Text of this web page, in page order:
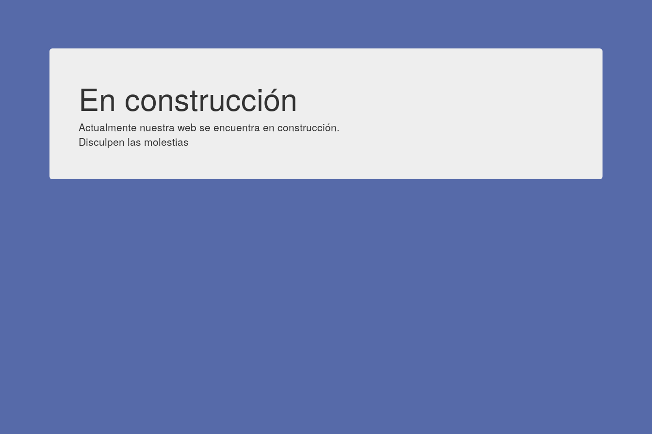
En construcción
Actualmente nuestra web se encuentra en construcción.
Disculpen las molestias